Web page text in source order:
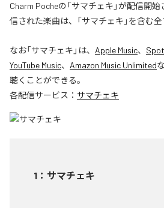
Charm Pocheの「サマチェキ」が配信開
信された楽曲は、「サマチェキ」を含む全
なお「サマチェキ 」は、 Apple Music、
YouTube Music、 Amazon Music Unlimited
聴くことができる。
各配信サービス： サマチェキ
1 ： サマチェキ